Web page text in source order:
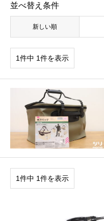
並べ替え条件
新しい順
1件中 1件を表示
1件中 1件を表示